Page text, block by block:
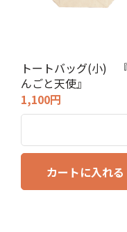
トートバッグ(小)
んごと天使』
1,100円
カートに入れる